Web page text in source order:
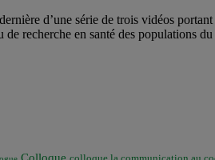
d’une série de trois vidéos
recherche en santé des populations